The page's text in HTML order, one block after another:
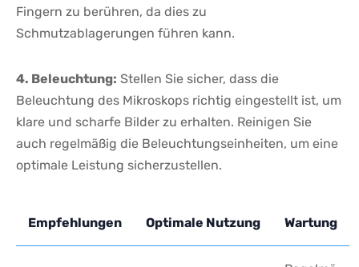
Fingern zu berühren, da dies zu
Schmutzablagerungen führen kann.
4. Beleuchtung: Stellen⁣ Sie sicher, dass die
Beleuchtung des Mikroskops richtig eingestellt ⁢ist, um‍
klare und ⁣scharfe Bilder ‌zu erhalten. Reinigen Sie
auch‍ regelmäßig die Beleuchtungseinheiten, um eine⁢
optimale Leistung sicherzustellen.
Empfehlungen Optimale⁣ Nutzung Wartung